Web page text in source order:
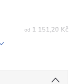
od1 151,20 Kč